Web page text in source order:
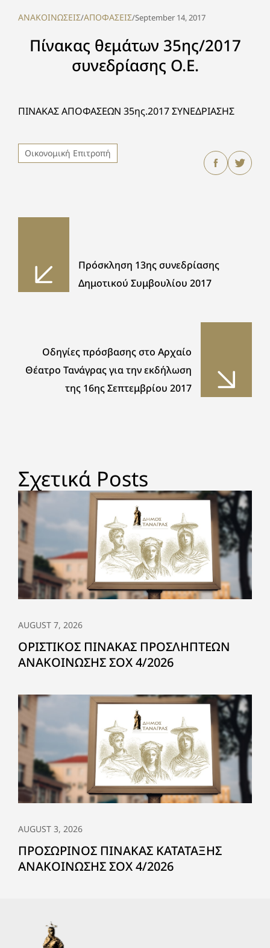
ΑΝΑΚΟΙΝΩΣΕΙΣ/ΑΠΟΦΑΣΕΙΣ/September 14, 2017
Πίνακας θεμάτων 35ης/2017
συνεδρίασης Ο.Ε.
ΠΙΝΑΚΑΣ ΑΠΟΦΑΣΕΩΝ 35ης.2017 ΣΥΝΕΔΡΙΑΣΗΣ
Οικονομική Επιτροπή
Πρόσκληση 13ης συνεδρίασης
Δημοτικού Συμβουλίου 2017
Οδηγίες πρόσβασης στο Αρχαίο
Θέατρο Τανάγρας για την εκδήλωση
της 16ης Σεπτεμβρίου 2017
Σχετικά Posts
AUGUST 7, 2026
ΟΡΙΣΤΙΚΟΣ ΠΙΝΑΚΑΣ ΠΡΟΣΛΗΠΤΕΩΝ
ΑΝΑΚΟΙΝΩΣΗΣ ΣΟΧ 4/2026
AUGUST 3, 2026
ΠΡΟΣΩΡΙΝΟΣ ΠΙΝΑΚΑΣ ΚΑΤΑΤΑΞΗΣ
ΑΝΑΚΟΙΝΩΣΗΣ ΣΟΧ 4/2026